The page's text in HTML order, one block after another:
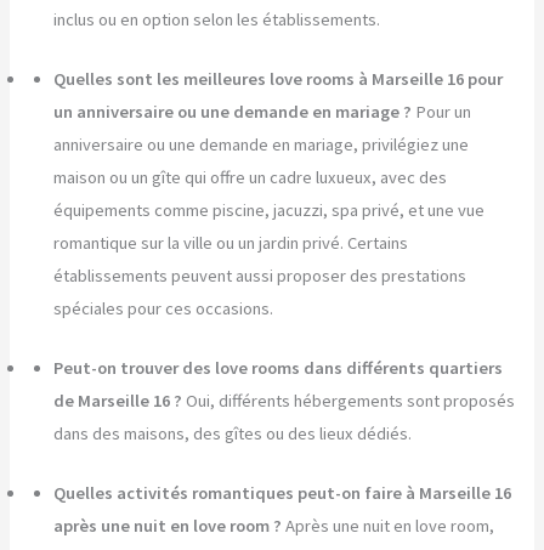
inclus ou en option selon les établissements.
Quelles sont les meilleures love rooms à Marseille 16 pour
un anniversaire ou une demande en mariage ? Pour un
anniversaire ou une demande en mariage, privilégiez une
maison ou un gîte qui offre un cadre luxueux, avec des
équipements comme piscine, jacuzzi, spa privé, et une vue
romantique sur la ville ou un jardin privé. Certains
établissements peuvent aussi proposer des prestations
spéciales pour ces occasions.
Peut-on trouver des love rooms dans différents quartiers
de Marseille 16 ? Oui, différents hébergements sont proposés
dans des maisons, des gîtes ou des lieux dédiés.
Quelles activités romantiques peut-on faire à Marseille 16
après une nuit en love room ? Après une nuit en love room,